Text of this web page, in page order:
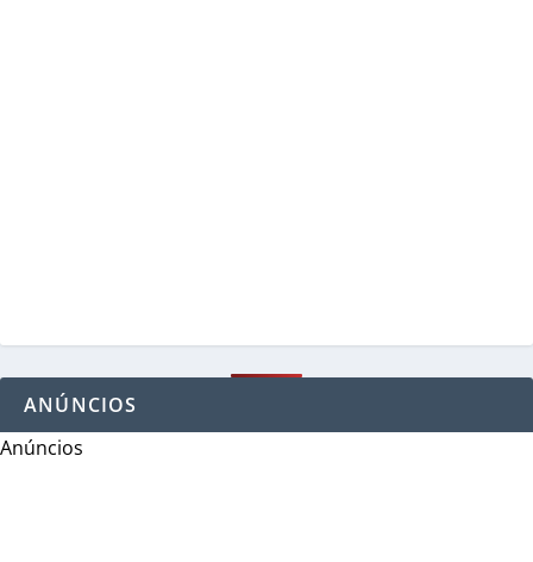
ANÚNCIOS
Anúncios